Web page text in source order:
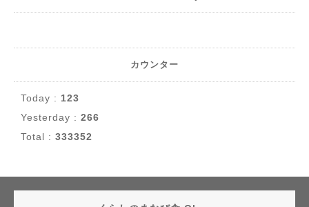
カウンター
Today : 123
Yesterday : 266
Total : 333352